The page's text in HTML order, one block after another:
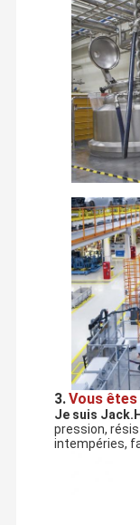
3.Vous êtes
Je suis Jack.
pression,
intempéries,